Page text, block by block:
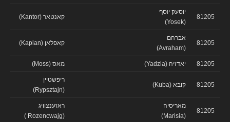
81205
יוסעק יוסף
(Yosek)
קאנטאר (Kantor)
81205
אברהם
(Avraham)
קאפלאן (Kaplan)
81205 יאדזיה (Yadzia) מאס (Moss)
81205 קובא (Kuba)
ריפשטיין
(Rypsztajn)
81205
מאריסיה
(Marisia)
ראזענצוויג
(Rozencwajg )